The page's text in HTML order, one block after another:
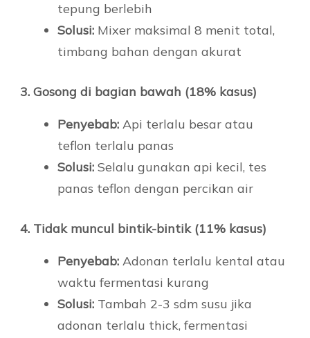
tepung berlebih
Solusi: Mixer maksimal 8 menit total,
timbang bahan dengan akurat
3. Gosong di bagian bawah (18% kasus)
Penyebab: Api terlalu besar atau
teflon terlalu panas
Solusi: Selalu gunakan api kecil, tes
panas teflon dengan percikan air
4. Tidak muncul bintik-bintik (11% kasus)
Penyebab: Adonan terlalu kental atau
waktu fermentasi kurang
Solusi: Tambah 2-3 sdm susu jika
adonan terlalu thick, fermentasi